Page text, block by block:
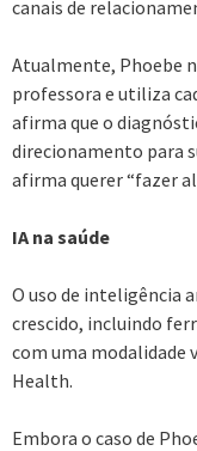
canais de
Atualmente, Phoebe
professora e utiliza
afirma que o
direcionamento para
afirma querer “fazer
IA na saúde
O uso de inteligência
crescido, incluindo
com uma modalidade
Health.
Embora o caso de